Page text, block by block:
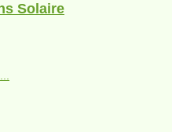
Solaire